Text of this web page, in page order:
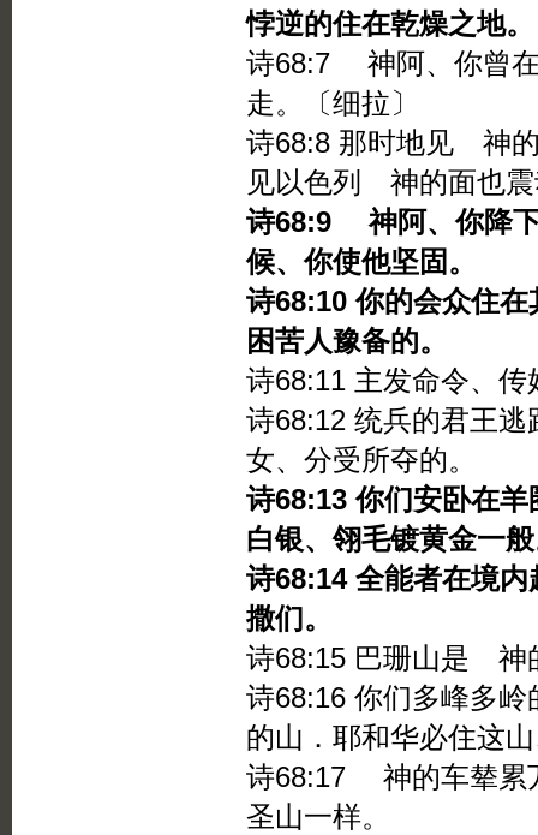
悖逆的住在乾燥之地。
诗68:7 神阿、你曾在
走。〔细拉〕
诗68:8 那时地见 神
见以色列 神的面也
诗68:9 神阿、你降下
候、你使他坚固。
诗68:10 你的会众住
困苦人豫备的。
诗68:11 主发命令、
诗68:12 统兵的君王
女、分受所夺的。
诗68:13 你们安卧在
白银、翎毛镀黄金一
诗68:14 全能者在境
撒们。
诗68:15 巴珊山是 神
诗68:16 你们多峰多
的山．耶和华必住这
诗68:17 神的车辇累
圣山一样。